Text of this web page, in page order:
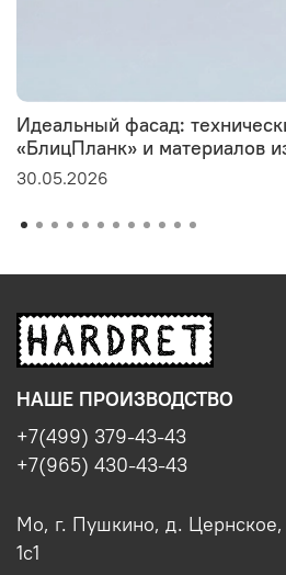
Идеальный фасад:
«БлицПланк» и материалов
30.05.2026
НАШЕ ПРОИЗВОДСТВО
+7(499) 379-43-43
+7(965) 430-43-43
Мо, г. Пушкино, д.
1с1